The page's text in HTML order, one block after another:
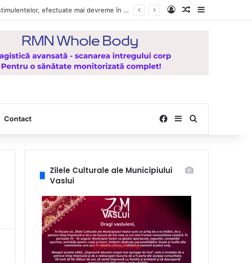
Vești bune pentru zeci de mii de vasluieni! Plățile alocațiilor, indemnizațiilor și stimulentelor, efectuate mai devreme în luna august 2026 Log InRandom Article
Contact Facebook
SidebarSearch for
Zilele Culturale ale Municipiului
Vaslui